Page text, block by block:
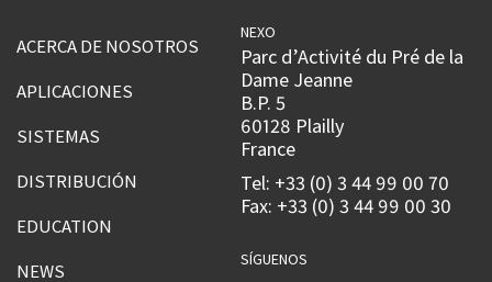
ACERCA DE NOSOTROS
APLICACIONES
SISTEMAS
DISTRIBUCIÓN
EDUCATION
NEWS
NEXO
Parc d’Activité du Pré de la
Dame Jeanne
B.P. 5
60128 Plailly
France
Tel: +33 (0) 3 44 99 00 70
Fax: +33 (0) 3 44 99 00 30
SÍGUENOS